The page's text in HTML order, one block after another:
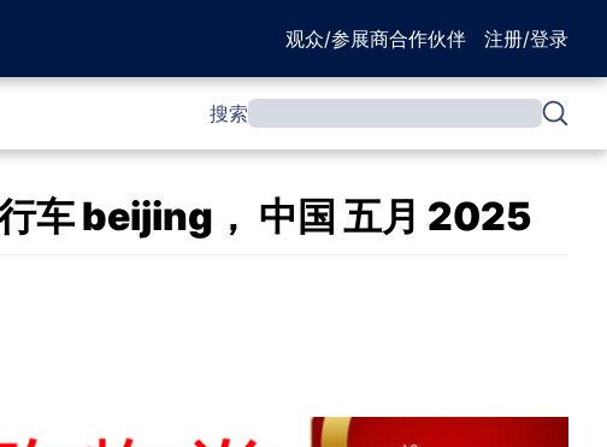
观众/参展商合作伙伴 注册/登录
搜索
车 beijing， 中国 五月 2025